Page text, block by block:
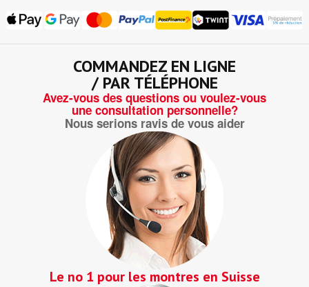
COMMANDEZ EN LIGNE
/ PAR TÉLÉPHONE
Avez-vous des questions ou voulez-vous
une consultation personnelle?
Nous serions ravis de vous aider
Le no 1 pour les montres en Suisse